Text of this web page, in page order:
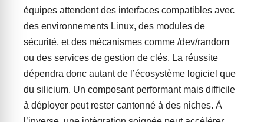
équipes attendent des interfaces compatibles avec
des environnements Linux, des modules de
sécurité, et des mécanismes comme /dev/random
ou des services de gestion de clés. La réussite
dépendra donc autant de l’écosystème logiciel que
du silicium. Un composant performant mais difficile
à déployer peut rester cantonné à des niches. À